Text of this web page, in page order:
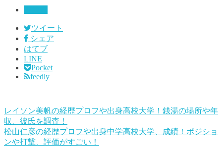
ツイート
シェア
はてブ
LINE
Pocket
feedly
レイソン美帆の経歴プロフや出身高校大学！銭湯の場所や年
収、彼氏を調査！
松山仁彦の経歴プロフや出身中学高校大学、成績！ポジショ
ンや打撃、評価がすごい！